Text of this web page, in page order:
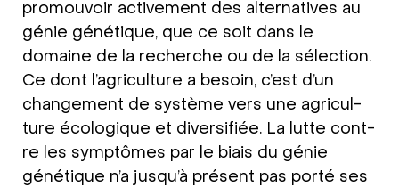
pro­mou­voir acti­ve­ment des alter­na­ti­ves au
génie géné­tique, que ce soit dans le
domaine de la recher­che ou de la sélec­tion.
Ce dont l’ag­ri­cul­tu­re a beso­in, c’est d’un
chan­ge­ment de système vers une agri­cul­
tu­re éco­lo­gi­que et diver­si­fi­ée. La lut­te cont­
re les sym­ptô­mes par le biais du génie
géné­tique n’a jus­qu’à pré­sent pas por­té ses